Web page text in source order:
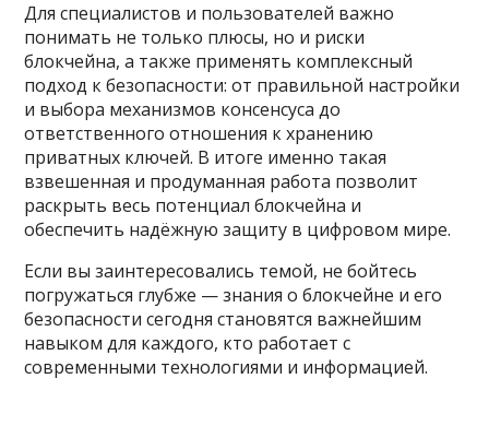
Для специалистов и пользователей важно
понимать не только плюсы, но и риски
блокчейна, а также применять комплексный
подход к безопасности: от правильной настройки
и выбора механизмов консенсуса до
ответственного отношения к хранению
приватных ключей. В итоге именно такая
взвешенная и продуманная работа позволит
раскрыть весь потенциал блокчейна и
обеспечить надёжную защиту в цифровом мире.
Если вы заинтересовались темой, не бойтесь
погружаться глубже — знания о блокчейне и его
безопасности сегодня становятся важнейшим
навыком для каждого, кто работает с
современными технологиями и информацией.